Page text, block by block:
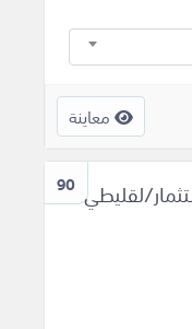
معاينة
90 لقليطي